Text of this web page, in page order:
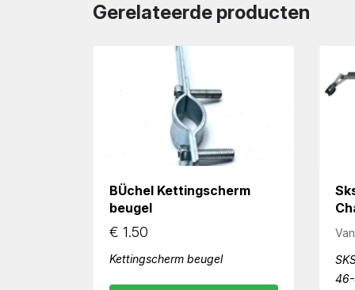
Gerelateerde producten
BÜchel Kettingscherm
beugel
€ 1.50
Kettingscherm beugel